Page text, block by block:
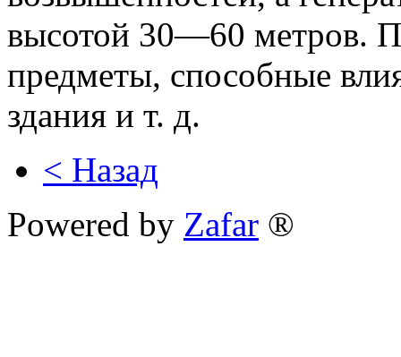
высотой 30—60 метров.
предметы, способные
здания и т. д.
< Назад
Powered by Zafar ®